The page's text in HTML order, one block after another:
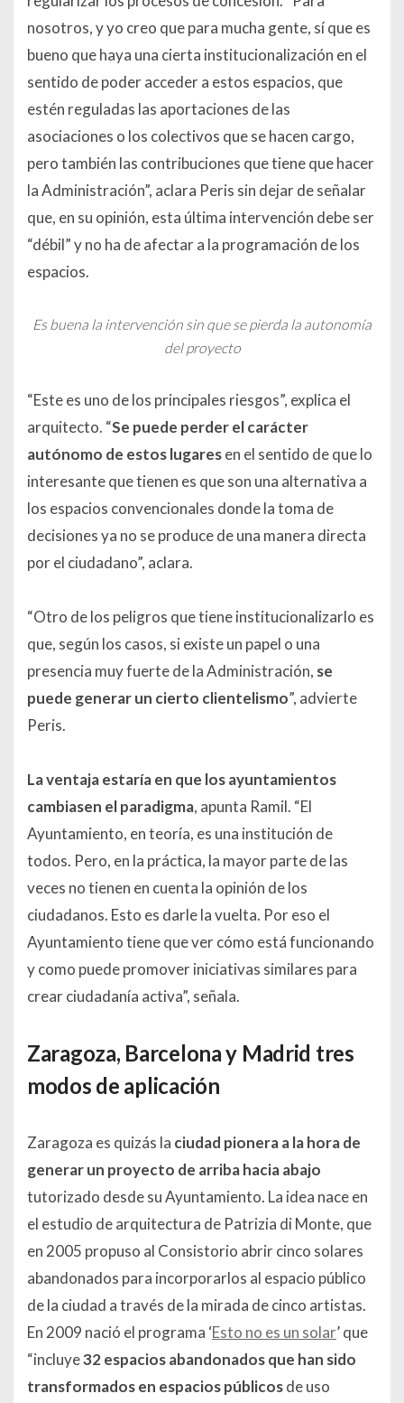
nosotros, y yo creo que para mucha gente, sí que es
bueno que haya una cierta institucionalización en el
sentido de poder acceder a estos espacios, que
estén reguladas las aportaciones de las
asociaciones o los colectivos que se hacen cargo,
pero también las contribuciones que tiene que hacer
la Administración”, aclara Peris sin dejar de señalar
que, en su opinión, esta última intervención debe ser
“débil” y no ha de afectar a la programación de los
espacios.
Es buena la intervención sin que se pierda la autonomía
del proyecto
“Este es uno de los principales riesgos”, explica el
arquitecto. “Se puede perder el carácter
autónomo de estos lugaresen el sentido de que lo
interesante que tienen es que son una alternativa a
los espacios convencionales donde la toma de
decisiones ya no se produce de una manera directa
por el ciudadano”, aclara.
“Otro de los peligros que tiene institucionalizarlo es
que, según los casos, si existe un papel o una
presencia muy fuerte de la Administración, se
puede generar un cierto clientelismo”, advierte
Peris.
La ventaja estaría en que los ayuntamientos
cambiasen el paradigma, apunta Ramil. “El
Ayuntamiento, en teoría, es una institución de
todos. Pero, en la práctica, la mayor parte de las
veces no tienen en cuenta la opinión de los
ciudadanos. Esto es darle la vuelta. Por eso el
Ayuntamiento tiene que ver cómo está funcionando
y como puede promover iniciativas similares para
crear ciudadanía activa”, señala.
Zaragoza, Barcelona y Madrid tres
modos de aplicación
Zaragoza es quizás la ciudad pionera a la hora de
generar un proyecto de arriba hacia abajo
tutorizado desde su Ayuntamiento. La idea nace en
el estudio de arquitectura de Patrizia di Monte, que
en 2005 propuso al Consistorio abrir cinco solares
abandonados para incorporarlos al espacio público
de la ciudad a través de la mirada de cinco artistas.
En 2009 nació el programa ‘Esto no es un solar’ que
“incluye32 espacios abandonados que han sido
transformados en espacios públicosde uso